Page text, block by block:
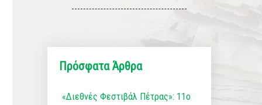
Πρόσφατα Άρθρα
«Διεθνές Φεστιβάλ Πέτρας»: 11ο